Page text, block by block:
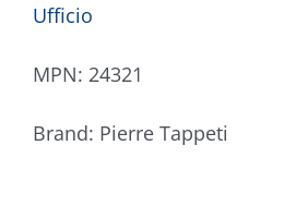
Ufficio
MPN: 24321
Brand: Pierre Tappeti